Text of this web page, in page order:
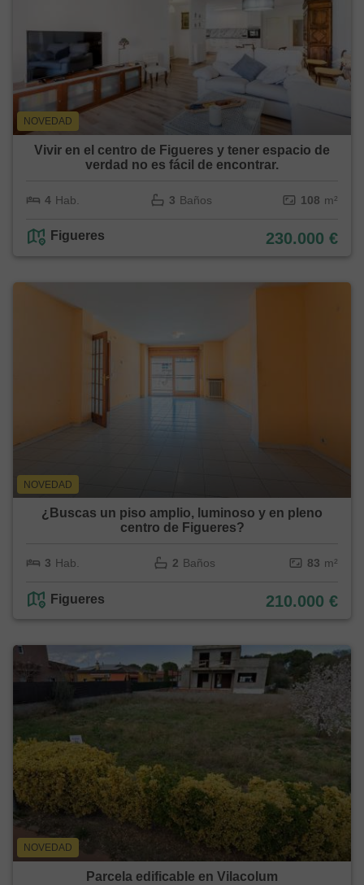
NOVEDAD
Vivir en el centro de Figueres y tener espacio de
verdad no es fácil de encontrar.
4 Hab. 3 Baños 108 m²
Figueres 230.000 €
NOVEDAD
¿Buscas un piso amplio, luminoso y en pleno
centro de Figueres?
3 Hab. 2 Baños 83 m²
Figueres 210.000 €
NOVEDAD
Parcela edificable en Vilacolum